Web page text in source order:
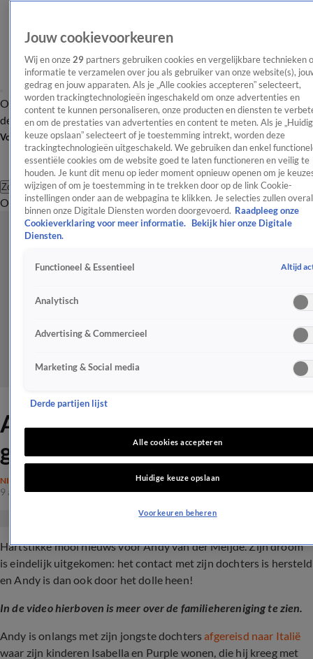
OverzichtAfleveringen Entertainment TV Algemeen
Tip
de redactieNieuwsbrief
Volg Shownieuws
Zoeken
OverzichtEntertainmentSpraakmakendRealityCrimeVideo's
Andy van der Meijde kan zijn
geluk niet op
NIEUWS
9 aug 2022, 10:33
Hartstikke mooi nieuws voor Andy van der Meijde. Zijn droom
is eindelijk uitgekomen: het contact met zijn dochters is hersteld
en Andy is dan ook door het dolle heen!
In de video hierboven is meer over de familiehereniging te zien.
Andy is onlangs met zijn jongste dochtersafgereisd naar Italië
waar zijn kinderen Isabella en Purple wonen, die hij kreeg met
Jouw cookievoorkeuren
Wij en onze 29 partners gebruiken cookies en vergelijkbare technieken
informatie te verzamelen over jou als gebruiker van onze website(s),
gedrag en jouw apparaten. Als je „Alle cookies accepteren” selecteert,
worden trackingtechnologieën ingeschakeld om onze advertenties en
content te kunnen personaliseren, onze producten en diensten te
en om de prestaties van advertenties en content te meten. Als je
keuze opslaan” selecteert of je toestemming intrekt, worden deze
trackingtechnologieën uitgeschakeld. We gebruiken dan enkel
essentiële cookies om de website goed te laten functioneren en veilig te
houden. Je kunt dit menu op ieder moment opnieuw openen om je
wijzigen of om je toestemming in te trekken door op de link Cookie-
instellingen onder aan de webpagina te klikken. Je selecties zullen overal
binnen onze Digitale Diensten worden doorgevoerd. Raadpleeg onze
Cookieverklaring voor meer informatie.
Bekijk hier onze Digitale
Diensten.
Functioneel & Essentieel Altijd
Analytisch
Advertising & Commercieel
Marketing & Social media
Derde partijen lijst
Alle cookies accepteren
Huidige keuze opslaan
Voorkeuren beheren